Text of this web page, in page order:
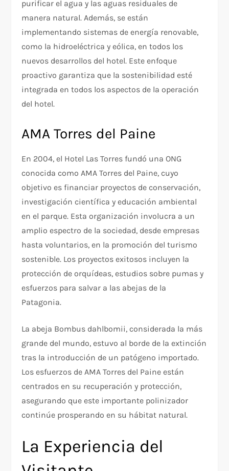
purificar el agua y las aguas residuales de
manera natural. Además, se están
implementando sistemas de energía renovable,
como la hidroeléctrica y eólica, en todos los
nuevos desarrollos del hotel. Este enfoque
proactivo garantiza que la sostenibilidad esté
integrada en todos los aspectos de la operación
del hotel.
AMA Torres del Paine
En 2004, el Hotel Las Torres fundó una ONG
conocida como AMA Torres del Paine, cuyo
objetivo es financiar proyectos de conservación,
investigación científica y educación ambiental
en el parque. Esta organización involucra a un
amplio espectro de la sociedad, desde empresas
hasta voluntarios, en la promoción del turismo
sostenible. Los proyectos exitosos incluyen la
protección de orquídeas, estudios sobre pumas y
esfuerzos para salvar a las abejas de la
Patagonia.
La abeja Bombus dahlbomii, considerada la más
grande del mundo, estuvo al borde de la extinción
tras la introducción de un patógeno importado.
Los esfuerzos de AMA Torres del Paine están
centrados en su recuperación y protección,
asegurando que este importante polinizador
continúe prosperando en su hábitat natural.
La Experiencia del